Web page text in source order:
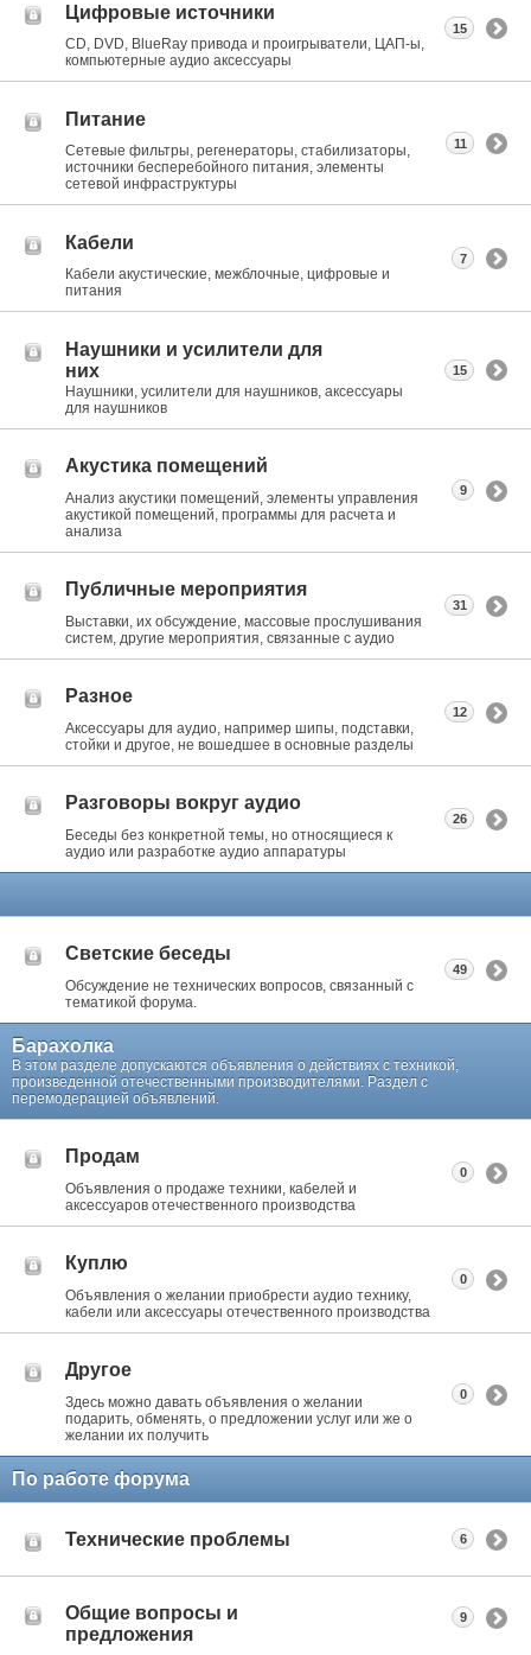
Цифровые источники
CD, DVD, BlueRay привода и проигрыватели, ЦАП-ы,
компьютерные аудио аксессуары
15
Питание
Сетевые фильтры, регенераторы, стабилизаторы,
источники бесперебойного питания, элементы
сетевой инфраструктуры
11
Кабели
Кабели акустические, межблочные, цифровые и
питания
7
Наушники и усилители для
них
Наушники, усилители для наушников, аксессуары
для наушников
15
Акустика помещений
Анализ акустики помещений, элементы управления
акустикой помещений, программы для расчета и
анализа
9
Публичные мероприятия
Выставки, их обсуждение, массовые прослушивания
систем, другие мероприятия, связанные с аудио
31
Разное
Аксессуары для аудио, например шипы, подставки,
стойки и другое, не вошедшее в основные разделы
12
Разговоры вокруг аудио
Беседы без конкретной темы, но относящиеся к
аудио или разработке аудио аппаратуры
26
Светские беседы
Обсуждение не технических вопросов, связанный с
тематикой форума.
49
Барахолка
В этом разделе допускаются объявления о действиях с техникой,
произведенной отечественными производителями. Раздел с
перемодерацией объявлений.
Продам
Объявления о продаже техники, кабелей и
аксессуаров отечественного производства
0
Куплю
Объявления о желании приобрести аудио технику,
кабели или аксессуары отечественного производства
0
Другое
Здесь можно давать объявления о желании
подарить, обменять, о предложении услуг или же о
желании их получить
0
По работе форума
Технические проблемы 6
Общие вопросы и
предложения
9